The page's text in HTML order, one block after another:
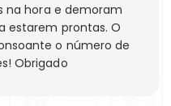
na hora e demoram
estarem prontas. O
o número de
Obrigado